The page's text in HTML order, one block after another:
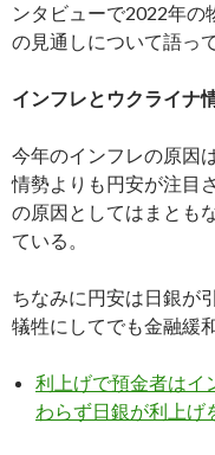
ンタビューで2022年の
の見通しについて語っ
インフレとウクライナ
今年のインフレの原因
情勢よりも円安が注目
の原因としてはまとも
ている。
ちなみに円安は日銀が
犠牲にしてでも金融緩
利上げで預金者はイ
わらず日銀が利上げ